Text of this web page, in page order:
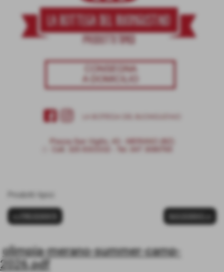
Prodotti tipici
olimpia-merano-summer-camp-
2026.pdf